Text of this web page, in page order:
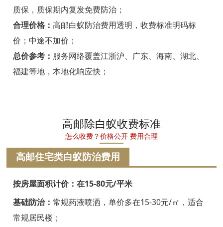
乐清白蚁防治
龙港白蚁防治
永嘉白蚁防治
平阳白蚁防治
嘉兴白蚁防治
平湖白蚁防治
质保，质保期内复发免费防治；
合理价格： 高邮白蚁防治费用透明，收费标准明码标
价；中途不加价；
总价参考： 服务网络覆盖江浙沪、广东、海南、湖北、
福建等地，本地化响应快；
高邮除白蚁收费标准
怎么收费？价格公开 费用合理
高邮住宅类白蚁防治费用
按房屋面积计价：在15-80元/平米
基础防治： 常规药液喷洒，单价多在15-30元/㎡，适合
常规居民楼；